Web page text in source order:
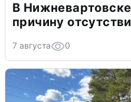
В
причину
7 августа 0